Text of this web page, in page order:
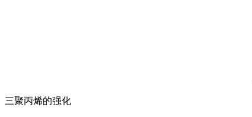
三聚丙烯的强化